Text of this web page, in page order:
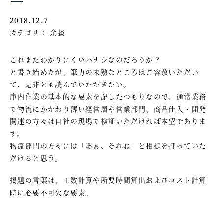
2018.12.7
カテゴリ： 余談
これまたわかりにくいハナシなのだろうか？
と書き始めたが、筆力の未熟なところはご容赦いただい
て、是非とも読んでいただきたい。
庫内作業の基本的な要素を記したつもりなので、通常業務
で物流にかかわり薄い経営層や営業部門、商品仕入・開発
関連の方々は自社の現場で検証いただければ本望でありま
す。
物流部門の方々には「あぁ、それね」と相槌を打っていた
だけると思う。
掲題の言葉は、工数計算や所要時間算出およびコスト計算
時に必要不可欠な要素。